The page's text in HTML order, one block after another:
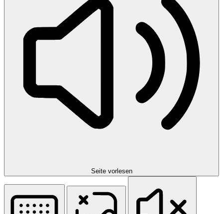
Seite vorlesen